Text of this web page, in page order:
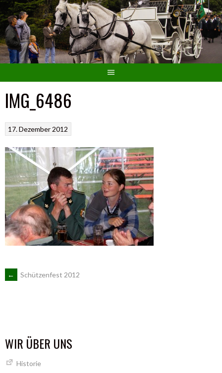
IMG_6486
17. Dezember 2012
ARTIKEL-
← Schützenfest 2012
WIR ÜBER UNS
Historie